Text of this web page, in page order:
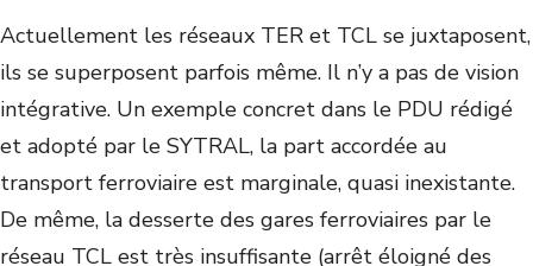
Actuellement les réseaux TER et TCL se juxtaposent,
ils se superposent parfois même. Il n’y a pas de vision
intégrative. Un exemple concret dans le PDU rédigé
et adopté par le SYTRAL, la part accordée au
transport ferroviaire est marginale, quasi inexistante.
De même, la desserte des gares ferroviaires par le
réseau TCL est très insuffisante (arrêt éloigné des